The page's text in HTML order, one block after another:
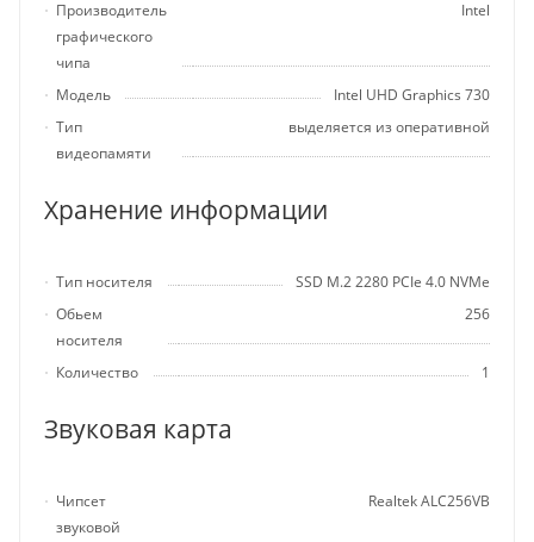
Производитель
графического
чипа
Intel
Модель
Intel UHD Graphics 730
Тип
видеопамяти
выделяется из оперативной
Хранение информации
Тип носителя
SSD M.2 2280 PCIe 4.0 NVMe
Обьем
носителя
256
Количество 1
Звуковая карта
Чипсет
звуковой
Realtek ALC256VB